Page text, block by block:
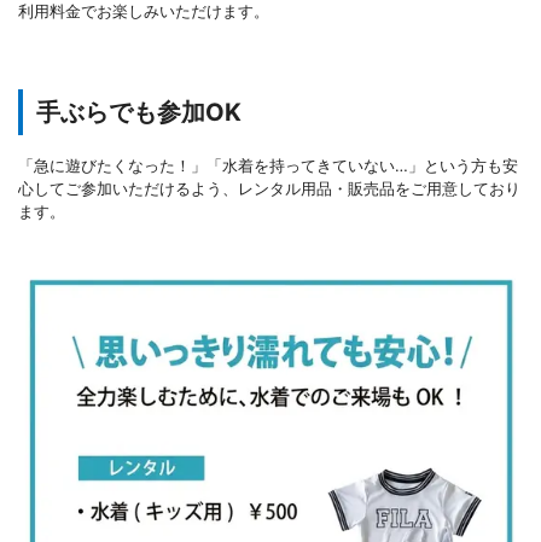
利用料金でお楽しみいただけます。
手ぶらでも参加OK
「急に遊びたくなった！」「水着を持ってきていない…」という方も安
心してご参加いただけるよう、レンタル用品・販売品をご用意しており
ます。